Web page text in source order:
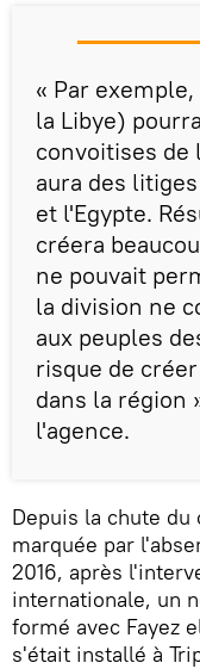
« Par
la Libye)
convoitises de
aura des
et l'Egypte.
créera
ne pouvait
la division ne
aux peuples
risque de
dans la région
l'agence.
Depuis la chute
marquée par
2016, après
internationale, un
formé avec Fayez
s'était installé à